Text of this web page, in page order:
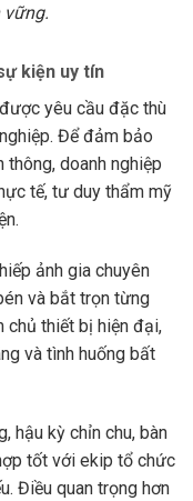
vững.
kiện uy tín
yêu cầu đặc thù
Để đảm bảo
thông, doanh nghiệp
tế, tư duy thẩm mỹ
ảnh gia chuyên
và bắt trọn từng
chủ thiết bị hiện đại,
và tình huống bất
hậu kỳ chỉn chu, bàn
tốt với ekip tổ chức
Điều quan trọng hơn